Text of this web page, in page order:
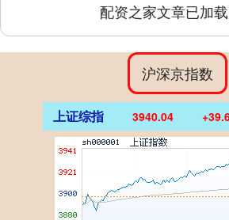
配资之家文章已加
沪深京指数
上证综指 3940.04